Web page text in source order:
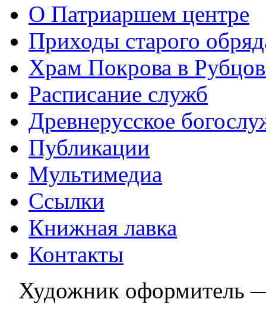
О Патриаршем центре
Приходы старого
Храм Покрова в
Расписание служб
Древнерусское
Публикации
Мультимедиа
Ссылки
Книжная лавка
Контакты
Художник оформитель